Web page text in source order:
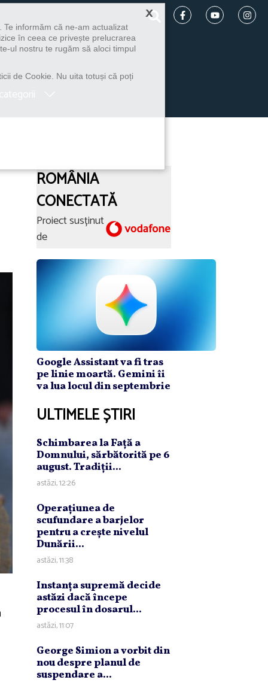
ROMÂNIA
CONECTATĂ
Proiect susținut
de
Google Assistant va fi tras
pe linie moartă. Gemini îi
va lua locul din septembrie
ULTIMELE ȘTIRI
Schimbarea la Faţă a
Domnului, sărbătorită pe 6
august. Tradiţii...
astăzi, 12:26
Operaţiunea de
scufundare a barjelor
pentru a creşte nivelul
Dunării...
astăzi, 11:38
Instanţa supremă decide
astăzi dacă începe
procesul în dosarul...
astăzi, 11:07
George Simion a vorbit din
nou despre planul de
suspendare a...
×
informăm că ne-am actualizat
în ceea ce privește prelucrarea
ul nostru te rugăm să aloci timpul
de Cookie. Nu uita totuși că poți